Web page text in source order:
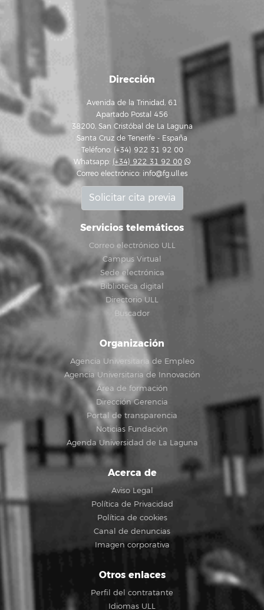
Dirección
Avenida de la Trinidad, 61
Apartado Postal 456
38200, San Cristóbal de La Laguna
Santa Cruz de Tenerife - España
Teléfono: (+34) 922 31 92 00
Whatsapp: (+34) 922 31 92 00
Correo electrónico: info@fg.ull.es
Solicitar cita previa
Servicios telemáticos
Correo electrónico ULL
Campus Virtual
Sede electrónica
Biblioteca digital
Directorio ULL
Buscador
Organización
Agencia Universitaria de Empleo
Agencia Universitaria de Innovación
Área de formación
Dirección Gerencia
Portal de transparencia
Noticias Fundación
Agenda Universidad de La Laguna
Acerca de
Aviso Legal
Política de Privacidad
Política de cookies
Canal de denuncias
Imagen corporativa
Otros enlaces
Perfil del contratante
Idiomas ULL